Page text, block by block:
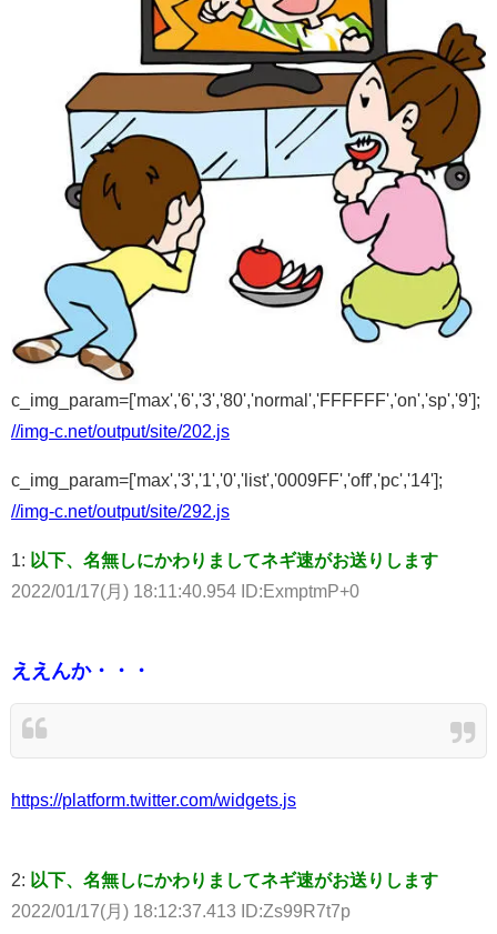
c_img_param=['max','6','3','80','normal','FFFFFF','on','sp','9'];
//img-c.net/output/site/202.js
c_img_param=['max','3','1','0','list','0009FF','off','pc','14'];
//img-c.net/output/site/292.js
1: 以下、名無しにかわりましてネギ速がお送りします
2022/01/17(月) 18:11:40.954 ID:ExmptmP+0
ええんか・・・
https://platform.twitter.com/widgets.js
2: 以下、名無しにかわりましてネギ速がお送りします
2022/01/17(月) 18:12:37.413 ID:Zs99R7t7p